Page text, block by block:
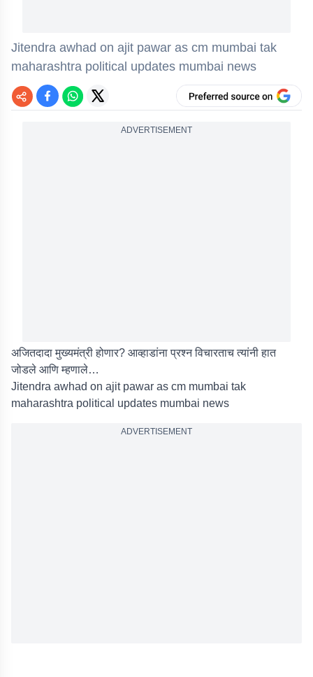
Jitendra awhad on ajit pawar as cm mumbai tak
maharashtra political updates mumbai news
ADVERTISEMENT
अजितदादा मुख्यमंत्री होणार? आव्हाडांना प्रश्न विचारताच त्यांनी हात
जोडले आणि म्हणाले…
Jitendra awhad on ajit pawar as cm mumbai tak
maharashtra political updates mumbai news
ADVERTISEMENT